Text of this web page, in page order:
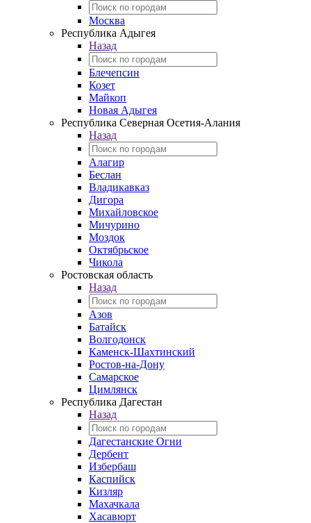
Москва
Республика Адыгея
Назад
Блечепсин
Козет
Майкоп
Новая Адыгея
Республика Северная Осетия-Алания
Назад
Алагир
Беслан
Владикавказ
Дигора
Михайловское
Мичурино
Моздок
Октябрьское
Чикола
Ростовская область
Назад
Азов
Батайск
Волгодонск
Каменск-Шахтинский
Ростов-на-Дону
Самарское
Цимлянск
Республика Дагестан
Назад
Дагестанские Огни
Дербент
Избербаш
Каспийск
Кизляр
Махачкала
Хасавюрт